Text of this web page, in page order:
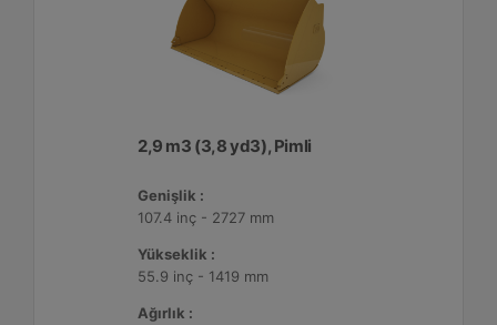
2,9 m3 (3,8 yd3), Pimli
Genişlik :
107.4 inç - 2727 mm
Yükseklik :
55.9 inç - 1419 mm
Ağırlık :